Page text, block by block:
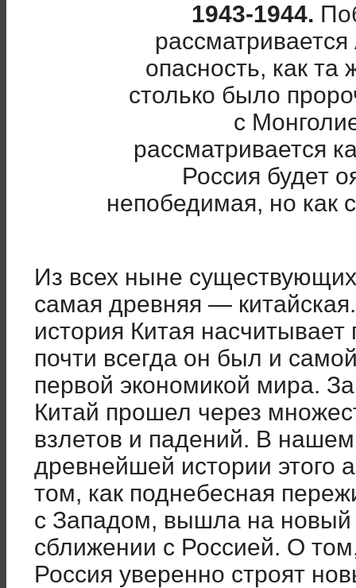
1943-1944.
опасность, как та
столько было
с
рассматривается
Россия будет
непобедимая, но как
Из всех ныне
самая древняя —
история Китая
почти всегда он был и
первой экономикой мира.
Китай прошел через
взлетов и падений. В
древнейшей истории этого
том, как поднебесная
с Западом, вышла на новый
сближении с Россией. О
Россия уверенно строят